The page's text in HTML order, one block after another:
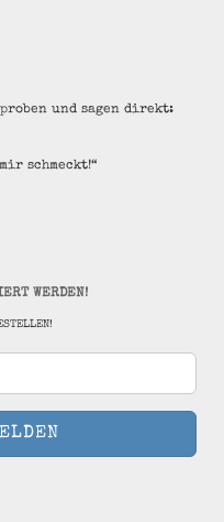
und sagen direkt:
schmeckt!“
WERDEN!